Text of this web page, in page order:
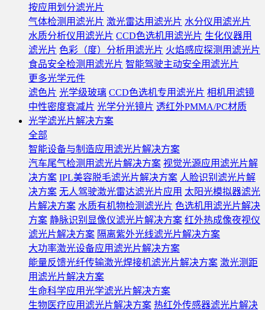
按应用划分滤光片
气体检测用滤光片 激光雷达用滤光片 水分仪用滤光片
水质分析仪用滤光片 CCD色选机用滤光片 生化仪器用
滤光片 色彩（度）分析用滤光片 火焰感应探测用滤光片
食品安全检测用滤光片 智能驾驶主动安全用滤光片
更多光学元件
滤色片 光学级玻璃 CCD色选机专用滤光片 相机用滤镜
中性密度衰减片 光学分光镜片 透红外PMMA/PC材质
光学滤光片解决方案
全部
智能设备与制造应用滤光片解决方案
汽车尾气检测用滤光片解决方案 视觉光源应用滤光片解
决方案 IPL美容脱毛滤光片解决方案 人脸识别滤光片解
决方案 无人驾驶激光雷达滤光片应用 太阳光模拟器滤光
片解决方案 水质有机物检测滤光片 色选机用滤光片解决
方案 静脉识别显像仪滤光片解决方案 红外热成像夜视仪
滤光片解决方案 隔离紫外光线滤光片解决方案
大功率激光设备应用滤光片解决方案
能量反馈光纤传输激光焊接机滤光片解决方案 激光测距
用滤光片解决方案
生命科学应用光学滤光片解决方案
生物医疗应用滤光片解决方案 热红外传感器滤光片解决